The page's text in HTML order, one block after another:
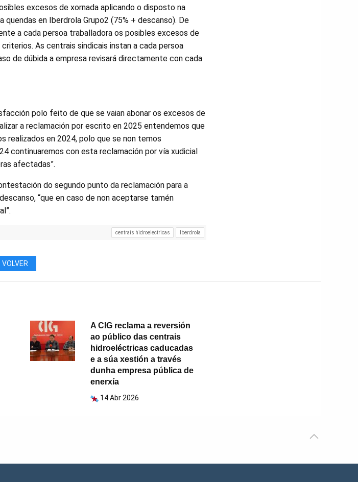
excesos de xornada aplicando o disposto na
quendas en Iberdrola Grupo2 (75% + descanso). De
a cada persoa traballadora os posibles excesos de
As centrais sindicais instan a cada persoa
de dúbida a empresa revisará directamente con cada
polo feito de que se vaian abonar os excesos de
a reclamación por escrito en 2025 entendemos que
realizados en 2024, polo que se non temos
continuaremos con esta reclamación por vía xudicial
afectadas”.
do segundo punto da reclamación para a
“que en caso de non aceptarse tamén
centrais hidroelectricas Iberdrola
VOLVER
A CIG reclama a reversión
ao público das centrais
hidroeléctricas caducadas
e a súa xestión a través
dunha empresa pública de
enerxía
14 Abr 2026